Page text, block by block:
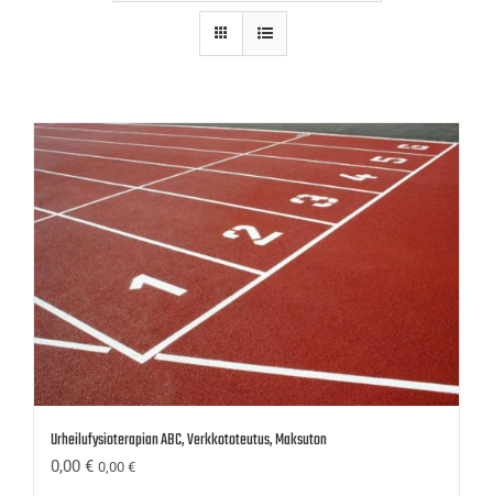
Urheilufysioterapian ABC, Verkkototeutus, Maksuton
0,00 € 0,00 €